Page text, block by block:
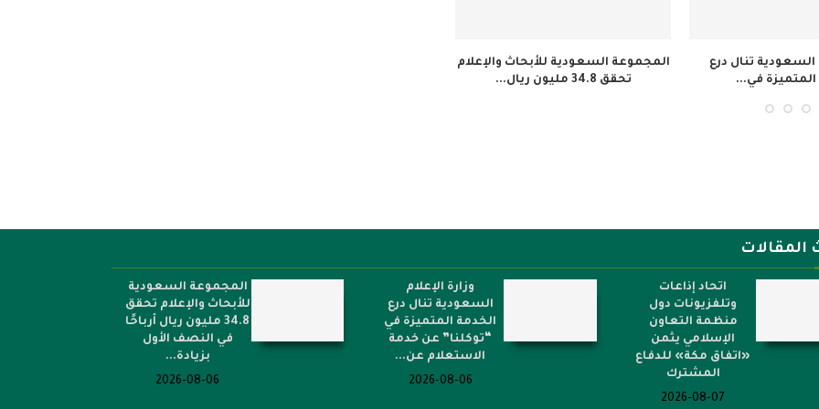
معهد الجزيرة للإعلام ينظم 3 دورات
لتأهيل النشء...
إطلاق فيلم «تلفزيون المخرج»
لاستعادة ذاكرة المجتمع الإيفواري...
المقالات
اتحاد إذاعات
وتلفزيونات دول
منظمة التعاون
الإسلامي يثمن
«اتفاق مكة» للدفاع
المشترك
2026-08-07
وزارة الإعلام
السعودية تنال درع
الخدمة المتميزة في
“توكلنا” عن خدمة
الاستعلام عن...
2026-08-06
المجموعة السعودية
للأبحاث والإعلام تحقق
34.8 مليون ريال أرباحًا
في النصف الأول
بزيادة...
2026-08-06